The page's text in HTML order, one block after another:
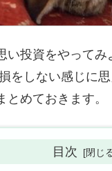
い投資をやって
をしない感じに
めておきます。
目次